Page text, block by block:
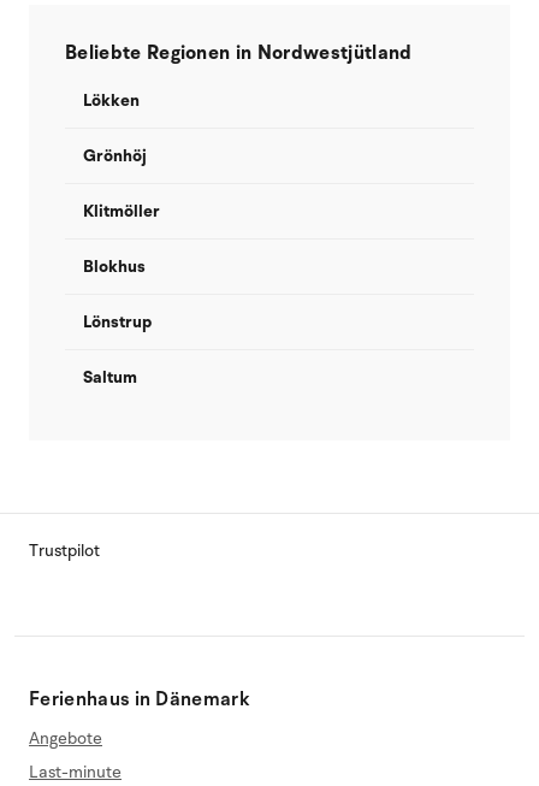
Beliebte Regionen in Nordwestjütland
Lökken
Grönhöj
Klitmöller
Blokhus
Lönstrup
Saltum
Trustpilot
Ferienhaus in Dänemark
Angebote
Last-minute